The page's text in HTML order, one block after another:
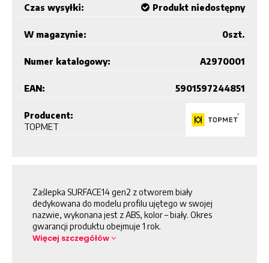
Czas wysyłki: Produkt niedostępny
W magazynie: szt.
0
Numer katalogowy: A2970001
EAN: 5901597244851
Producent:
TOPMET
Zaślepka SURFACE14 gen2 z otworem biały
dedykowana do modelu profilu ujętego w swojej
nazwie, wykonana jest z ABS, kolor – biały. Okres
gwarancji produktu obejmuje 1 rok.
Więcej szczegółów